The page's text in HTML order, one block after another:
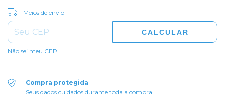
Entregas para o CEP:
Meios de envio
CALCULAR
Não sei meu CEP
Compra protegida
Seus dados cuidados durante toda a compra.